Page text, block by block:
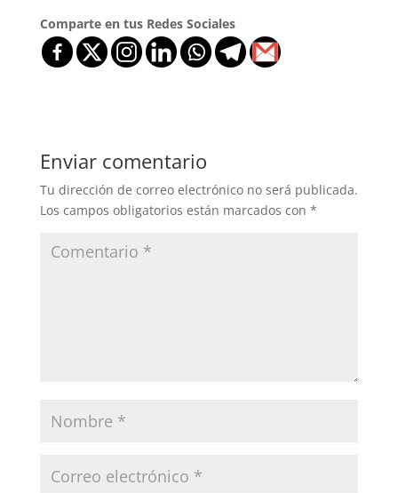
Comparte en tus Redes Sociales
Enviar comentario
Tu dirección de correo electrónico no será publicada.
Los campos obligatorios están marcados con *